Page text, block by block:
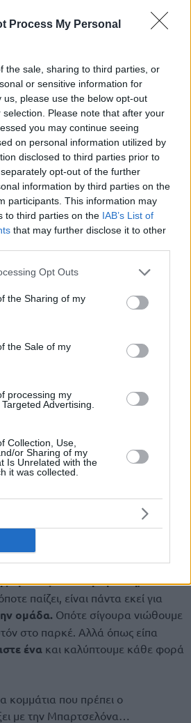
Process My Personal
the sale, sharing to third parties, or
or sensitive information for
please use the below opt-out
Please note that after your
you may continue seeing
on personal information utilized by
disclosed to third parties prior to
opt-out of the further
information by third parties on the
participants. This information may
to third parties on the IAB’s List of
that may further disclose it to other
app uses one or more Google
usage behaviour. You may click to
Google and its third-party tags to
specified purposes in below Google
Opt Outs
the Sharing of my
the Sale of my
processing my
Advertising.
Collection, Use,
or Sharing of my
Is Unrelated with the
it was collected.
Τάισον είναι κάτι που δεν μας
να είμαστε όλοι υγιείς.
είμαστε έτοιμοι να δώσουμε τα
ρόστερ.Μην ξεχνάμε ότι
ομάδας σε αυτή τη θέση,που
παίζει, είναι πάντα εκεί για
ομάδα. Οπότε σίγουρα νιώθουμε
στο παρκέ. Αλλά όπως είπα
ένα και καλύπτουμε κάθε φορά
κομμάτια που πρέπει ο
με την Μπαρτσελόνα…